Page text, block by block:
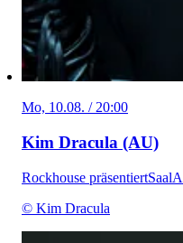
Mo, 10.08. / 20:00
Kim Dracula (AU)
Rockhouse präsentiertSaal
© Kim Dracula